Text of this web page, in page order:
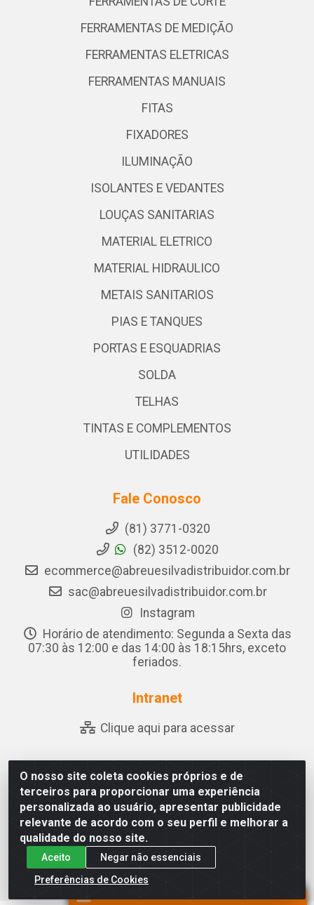
O nosso site coleta cookies próprios e de
terceiros para proporcionar uma experiência
personalizada ao usuário, apresentar publicidade
relevante de acordo com o seu perfil e melhorar a
qualidade do nosso site.
Aceito
Negar não essenciais
Preferências de Cookies
FERRAMENTAS DE MEDIÇÃO
FERRAMENTAS ELETRICAS
FERRAMENTAS MANUAIS
FITAS
FIXADORES
ILUMINAÇÃO
ISOLANTES E VEDANTES
LOUÇAS SANITARIAS
MATERIAL ELETRICO
MATERIAL HIDRAULICO
METAIS SANITARIOS
PIAS E TANQUES
PORTAS E ESQUADRIAS
SOLDA
TELHAS
TINTAS E COMPLEMENTOS
UTILIDADES
Fale Conosco
(81) 3771-0320
(82) 3512-0020
ecommerce@abreuesilvadistribuidor.com.br
sac@abreuesilvadistribuidor.com.br
Instagram
Horário de atendimento: Segunda a Sexta das
07:30 às 12:00 e das 14:00 às 18:15hrs, exceto
feriados.
Intranet
Clique aqui para acessar
Abreu & Silva - Rua Padre Jose de Souza Leite, 265 -
Ariado, Olho D'Água das Flores/AL - CEP 57.442-000 -
CNPJ 04.790.656/0001-06